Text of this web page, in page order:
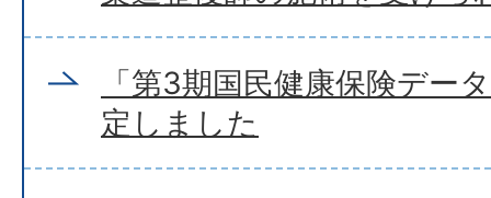
「第3期国民健康保険デー
定しました